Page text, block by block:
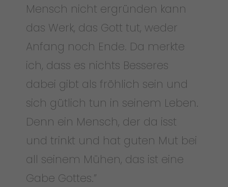
Mensch nicht ergründen kann
das Werk, das Gott tut, weder
Anfang noch Ende. Da merkte
ich, dass es nichts Besseres
dabei gibt als fröhlich sein und
sich gütlich tun in seinem Leben.
Denn ein Mensch, der da isst
und trinkt und hat guten Mut bei
all seinem Mühen, das ist eine
Gabe Gottes.”